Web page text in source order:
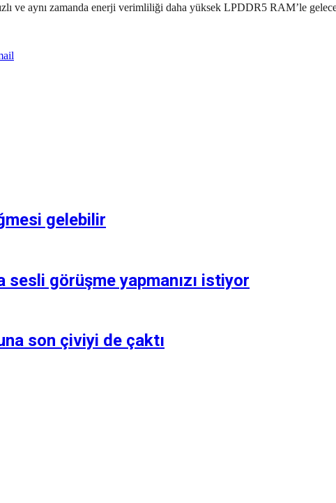
ve aynı zamanda enerji verimliliği daha yüksek LPDDR5 RAM’le
gelebilir
sesli görüşme yapmanızı istiyor
son çiviyi de çaktı